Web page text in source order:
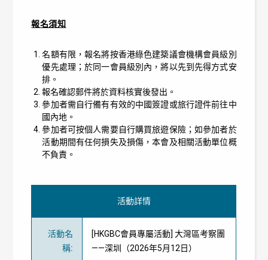
報名須知
名額有限，報名將按香港綠色建築議會機構會員級別
優先處理；於同一會員級別內，將以先到先得方式安
排。
報名確認郵件將於資料核實後發出。
參加者需自行備有有效的中國簽證或旅行證件前往中
國內地。
參加者可按個人需要自行購買旅遊保險；如參加者於
活動期間有任何損失及損傷，本會及相關活動單位概
不負責。
活動詳情
活動名
稱:
[HKGBC會員專屬活動] 大灣區考察團
——深圳（2026年5月12日）